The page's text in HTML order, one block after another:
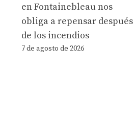
en Fontainebleau nos
obliga a repensar después
de los incendios
7 de agosto de 2026